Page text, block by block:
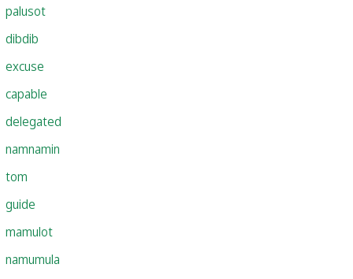
palusot
dibdib
excuse
capable
delegated
namnamin
tom
guide
mamulot
namumula